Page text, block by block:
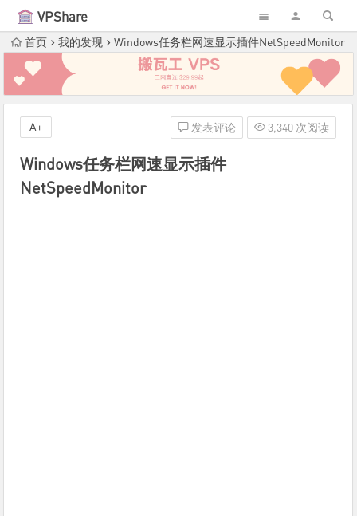
VPShare
首页 我的发现 Windows任务栏网速显示插件NetSpeedMonitor
Windows任务栏网速显示插件
NetSpeedMonitor
发表评论 3,340 次阅读
A+